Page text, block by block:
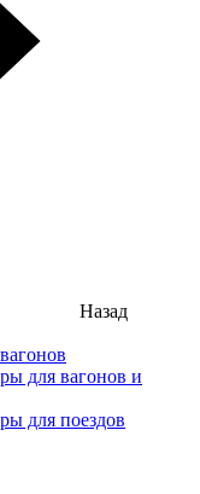
Назад
для вагонов и
для поездов